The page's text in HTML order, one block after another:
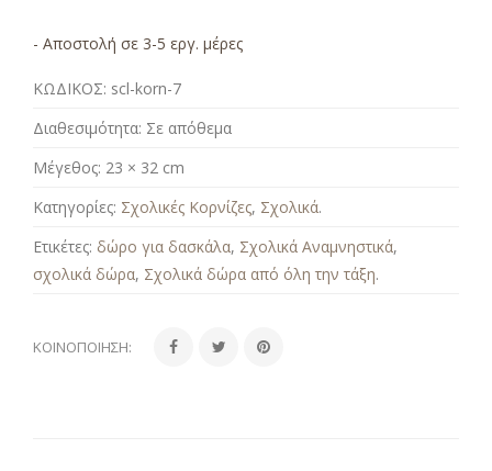
- Αποστολή σε 3-5 εργ. μέρες
ΚΩΔΙΚΟΣ: scl-korn-7
Διαθεσιμότητα: Σε απόθεμα
Μέγεθος: 23 × 32 cm
Κατηγορίες: Σχολικές Κορνίζες, Σχολικά.
Ετικέτες: δώρο για δασκάλα, Σχολικά Αναμνηστικά,
σχολικά δώρα, Σχολικά δώρα από όλη την τάξη.
ΚΟΙΝΟΠΟΊΗΣΗ: